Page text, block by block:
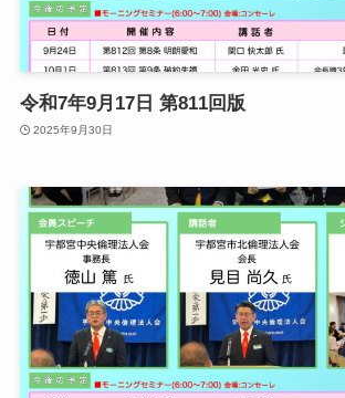
令和7年9月17日 第811回版
2025年9月30日